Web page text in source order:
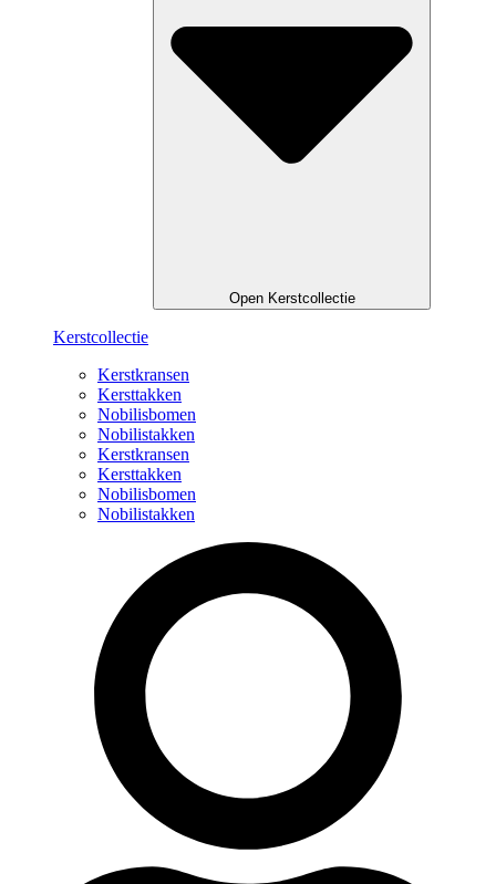
Open Kerstcollectie
Kerstcollectie
Kerstkransen
Kersttakken
Nobilisbomen
Nobilistakken
Kerstkransen
Kersttakken
Nobilisbomen
Nobilistakken